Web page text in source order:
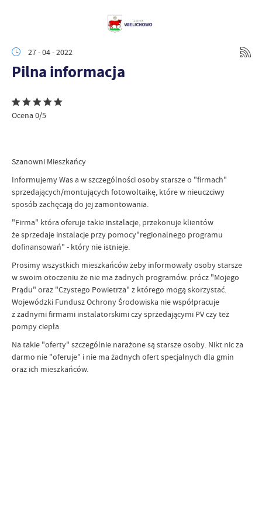
27 - 04 - 2022
Pilna informacja
Ocena 0/5
Szanowni Mieszkańcy
Informujemy Was a w szczególności osoby starsze o "firmach"
sprzedających/montujących fotowoltaikę, które w nieuczciwy
sposób zachęcają do jej zamontowania.
"Firma" która oferuje takie instalacje, przekonuje klientów
że sprzedaje instalacje przy pomocy"regionalnego programu
dofinansowań" - który nie istnieje.
Prosimy wszystkich mieszkańców żeby informowały osoby starsze
w swoim otoczeniu że nie ma żadnych programów. prócz "Mojego
Prądu" oraz "Czystego Powietrza" z którego mogą skorzystać.
Wojewódzki Fundusz Ochrony Środowiska nie współpracuje
z żadnymi firmami instalatorskimi czy sprzedającymi PV czy też
pompy ciepła.
Na takie "oferty" szczególnie narażone są starsze osoby. Nikt nic za
darmo nie "oferuje" i nie ma żadnych ofert specjalnych dla gmin
oraz ich mieszkańców.